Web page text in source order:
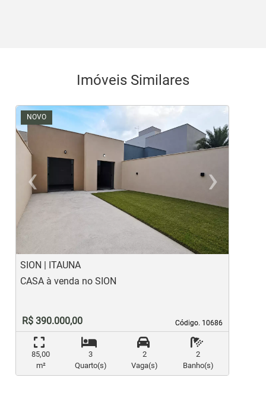
Imóveis Similares
NOVO
‹
Previous
›
SION | ITAUNA
Código. 10686
Código. 10686
CASA à venda no SION
R$ 390.000,00
85,00
m²
3
Quarto(s)
2
Vaga(s)
2
Banho(s)